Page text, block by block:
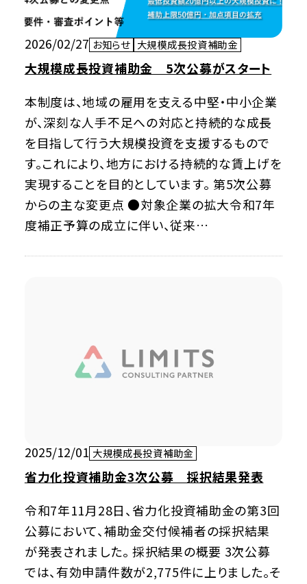
2026/02/27 お知らせ 大規模成長投資補助金
大規模成長投資補助金 5次公募がスタート
本制度は、地域の雇用を支える中堅・中小企業
が、深刻な人手不足への対応と持続的な成長
を目指して行う大規模投資を支援するもので
す。これにより、地方における持続的な賃上げを
実現することを目的としています。 第5次公募
からの主な変更点 ●対象企業の拡大令和7年
度補正予算の成立に伴い、従来…
2025/12/01 大規模成長投資補助金
省力化投資補助金3次公募 採択結果発表
令和7年11月28日、省力化投資補助金の第3回
公募において、補助金交付候補者の採択結果
が発表されました。 採択結果の概要 3次公募
では、有効申請件数が2,775件に上りました。そ